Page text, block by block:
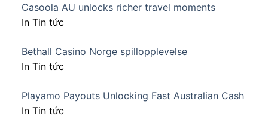
Casoola AU unlocks richer travel moments
In Tin tức
Bethall Casino Norge spillopplevelse
In Tin tức
Playamo Payouts Unlocking Fast Australian Cash
In Tin tức